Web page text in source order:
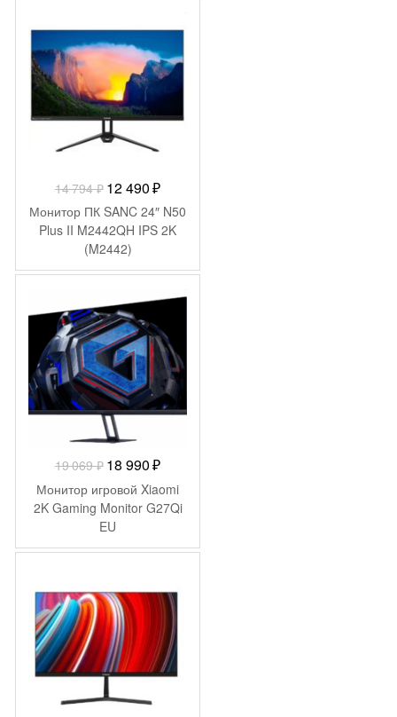
160Hz FreeSync Premium
DP Quad 4K (2160p) USB
7.5кг
14 794₽ Первоначальная
цена
составляла
14
794 ₽.
12 490₽Текущая
цена:
12
Монитор ПК SANC 24″ N50
Plus II M2442QH IPS 2K
(M2442)
-79₽
19 069₽ Первоначальная
цена
составляла
19
069 ₽.
18 990₽Текущая
цена:
18
Монитор игровой Xiaomi
2K Gaming Monitor G27Qi
EU